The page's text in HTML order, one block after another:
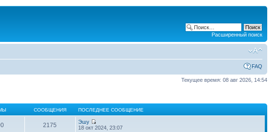
Расширенный поиск
FAQ
Текущее время: 08 авг 2026, 14:54
СООБЩЕНИЯ ПОСЛЕДНЕЕ СООБЩЕНИЕ
2175
Эшу
18 окт 2024, 23:07